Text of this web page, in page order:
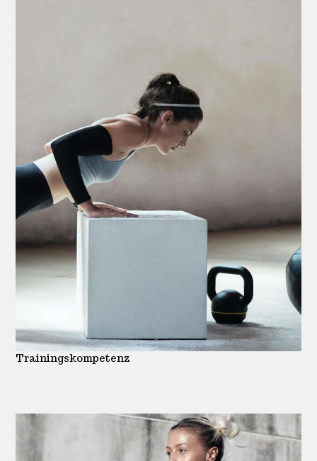
Trainingskompetenz